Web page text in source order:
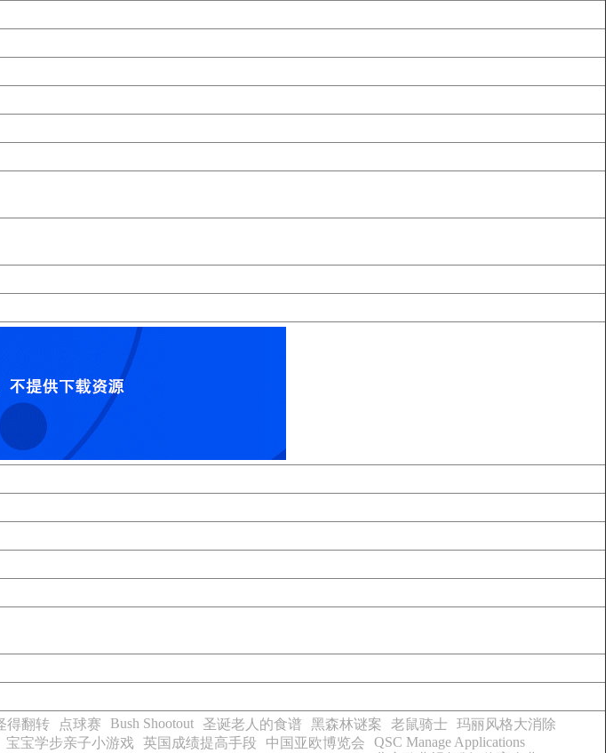
得翻转 点球赛 Bush Shootout 圣诞老人的食谱 黑森林谜案 老鼠骑士
玛丽风格大消除
宝宝学步亲子小游戏 英国成绩提高手段 中国亚欧博览会
QSC Manage Applications